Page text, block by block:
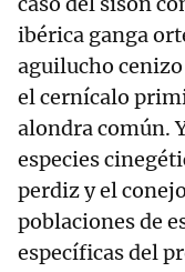
ibérica ganga
aguilucho
el cernícalo
alondra común.
especies
perdiz y el
poblaciones de
específicas del